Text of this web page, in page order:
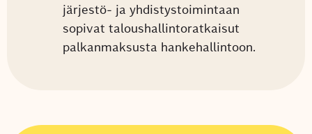
järjestö- ja yhdistystoimintaan
sopivat taloushallintoratkaisut
palkanmaksusta hankehallintoon.